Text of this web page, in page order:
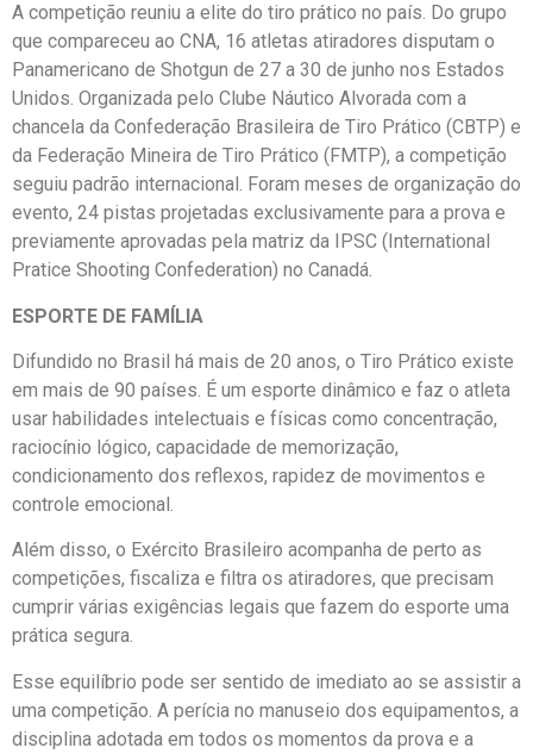
A competição reuniu a elite do tiro prático no país. Do grupo
que compareceu ao CNA, 16 atletas atiradores disputam o
Panamericano de Shotgun de 27 a 30 de junho nos Estados
Unidos. Organizada pelo Clube Náutico Alvorada com a
chancela da Confederação Brasileira de Tiro Prático (CBTP) e
da Federação Mineira de Tiro Prático (FMTP), a competição
seguiu padrão internacional. Foram meses de organização do
evento, 24 pistas projetadas exclusivamente para a prova e
previamente aprovadas pela matriz da IPSC (International
Pratice Shooting Confederation) no Canadá.
ESPORTE DE FAMÍLIA
Difundido no Brasil há mais de 20 anos, o Tiro Prático existe
em mais de 90 países. É um esporte dinâmico e faz o atleta
usar habilidades intelectuais e físicas como concentração,
raciocínio lógico, capacidade de memorização,
condicionamento dos reflexos, rapidez de movimentos e
controle emocional.
Além disso, o Exército Brasileiro acompanha de perto as
competições, fiscaliza e filtra os atiradores, que precisam
cumprir várias exigências legais que fazem do esporte uma
prática segura.
Esse equilíbrio pode ser sentido de imediato ao se assistir a
uma competição. A perícia no manuseio dos equipamentos, a
disciplina adotada em todos os momentos da prova e a